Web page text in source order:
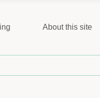
About this site